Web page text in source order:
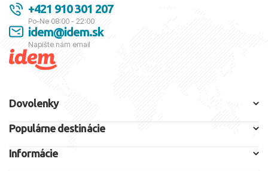
+421 910 301 207
Po-Ne 08:00 - 22:00
idem@idem.sk
Napíšte nám email
Dovolenky
Populárne destinácie
Informácie